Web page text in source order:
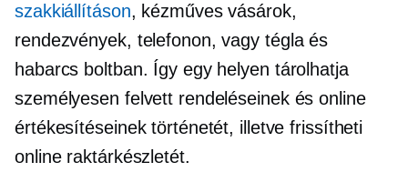
szakkiállításon, kézműves vásárok,
rendezvények, telefonon, vagy tégla és
habarcs boltban. Így egy helyen tárolhatja
személyesen felvett rendeléseinek és online
értékesítéseinek történetét, illetve frissítheti
online raktárkészletét.